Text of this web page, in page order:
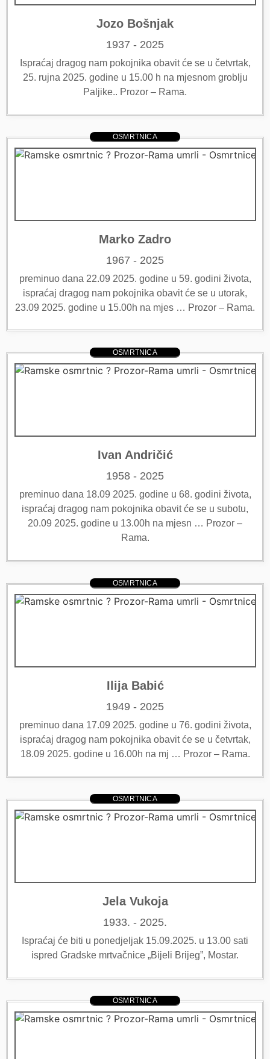
Jozo Bošnjak
1937 - 2025
Ispraćaj dragog nam pokojnika obavit će se u četvrtak,
25. rujna 2025. godine u 15.00 h na mjesnom groblju
Paljike.. Prozor – Rama.
OSMRTNICA
Marko Zadro
1967 - 2025
preminuo dana 22.09 2025. godine u 59. godini života,
ispraćaj dragog nam pokojnika obavit će se u utorak,
23.09 2025. godine u 15.00h na mjes … Prozor – Rama.
OSMRTNICA
Ivan Andričić
1958 - 2025
preminuo dana 18.09 2025. godine u 68. godini života,
ispraćaj dragog nam pokojnika obavit će se u subotu,
20.09 2025. godine u 13.00h na mjesn … Prozor –
Rama.
OSMRTNICA
Ilija Babić
1949 - 2025
preminuo dana 17.09 2025. godine u 76. godini života,
ispraćaj dragog nam pokojnika obavit će se u četvrtak,
18.09 2025. godine u 16.00h na mj … Prozor – Rama.
OSMRTNICA
Jela Vukoja
1933. - 2025.
Ispraćaj će biti u ponedjeljak 15.09.2025. u 13.00 sati
ispred Gradske mrtvačnice „Bijeli Brijeg”, Mostar.
OSMRTNICA